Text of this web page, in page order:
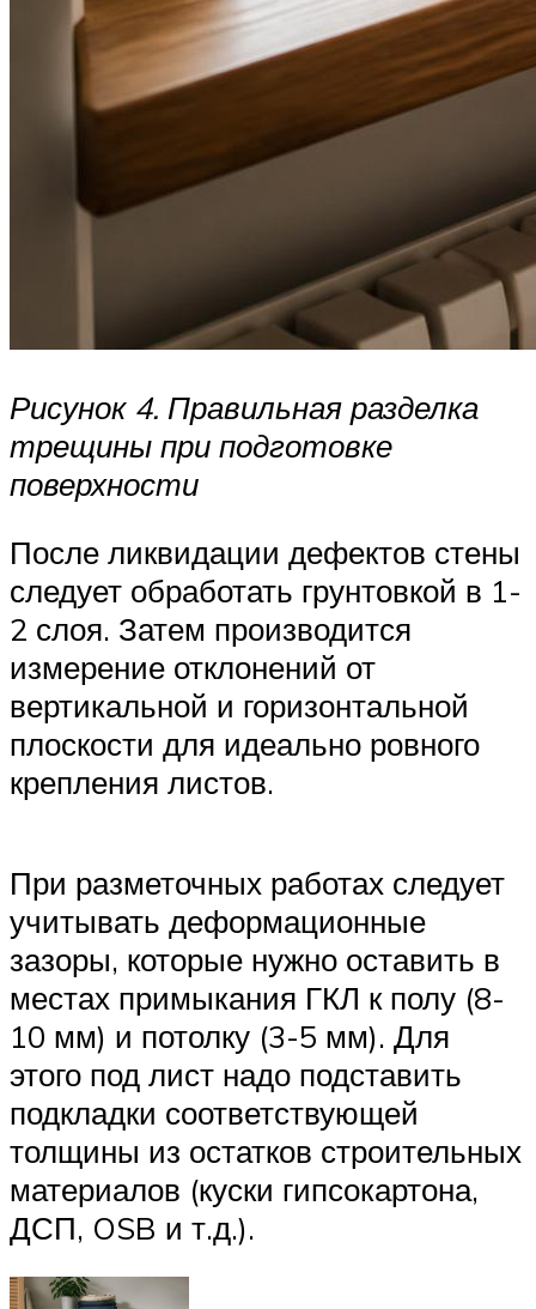
Рисунок 4. Правильная разделка
трещины при подготовке
поверхности
После ликвидации дефектов стены
следует обработать грунтовкой в 1-
2 слоя. Затем производится
измерение отклонений от
вертикальной и горизонтальной
плоскости для идеально ровного
крепления листов.
При разметочных работах следует
учитывать деформационные
зазоры, которые нужно оставить в
местах примыкания ГКЛ к полу (8-
10 мм) и потолку (3-5 мм). Для
этого под лист надо подставить
подкладки соответствующей
толщины из остатков строительных
материалов (куски гипсокартона,
ДСП, OSB и т.д.).